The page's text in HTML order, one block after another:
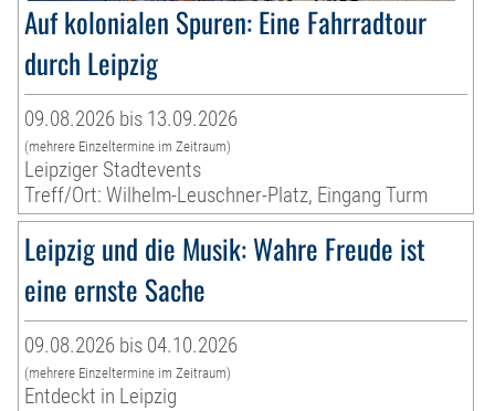
Auf kolonialen Spuren: Eine Fahrradtour
durch Leipzig
09.08.2026 bis 13.09.2026
(mehrere Einzeltermine im Zeitraum)
Leipziger Stadtevents
Treff/Ort: Wilhelm-Leuschner-Platz, Eingang Turm
Leipzig und die Musik: Wahre Freude ist
eine ernste Sache
09.08.2026 bis 04.10.2026
(mehrere Einzeltermine im Zeitraum)
Entdeckt in Leipzig